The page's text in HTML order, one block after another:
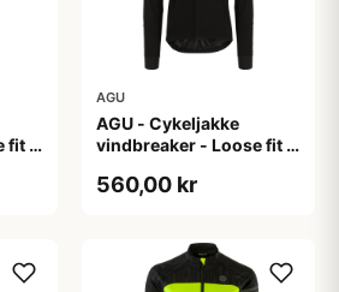
fit -
AGU
AGU - Cykeljakke
vindbreaker - Loose fit -
560,00 kr